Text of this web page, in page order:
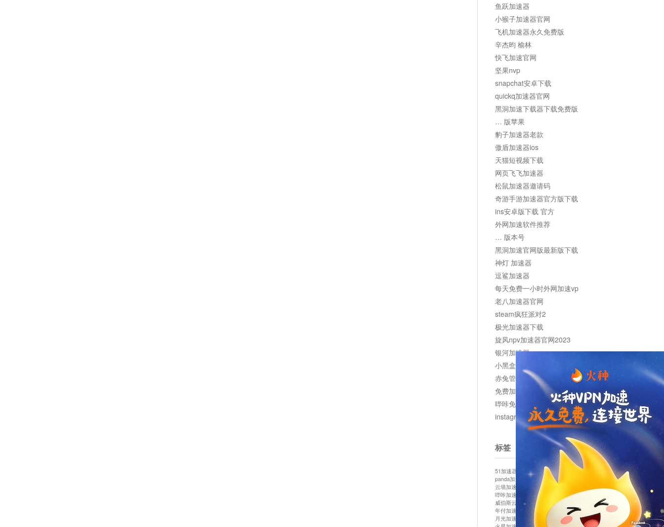
鱼跃加速器
小猴子加速器官网
飞机加速器永久免费版
辛杰昀 榆林
快飞加速官网
坚果nvp
snapchat安卓下载
quickq加速器官网
黑洞加速下载器下载免费版
… 版苹果
豹子加速器老款
傲盾加速器ios
天猫短视频下载
网页飞飞加速器
松鼠加速器邀请码
奇游手游加速器官方版下载
ins安卓版下载 官方
外网加速软件推荐
… 版本号
黑洞加速官网版最新版下载
神灯 加速器
逗鲨加速器
每天免费一小时外网加速vp
老八加速器官网
steam疯狂派对2
极光加速器下载
旋风npv加速器官网2023
银河加速器
小黑盒加速器加速
赤兔管理平台
免费加速器
哔咔免费加速服务器
instagram网页版登录入口
标签
51加速器 bitznet hidecat i7加速器
kuai500
panda加速器
snap加速器 vp加速器
中信加速器
云墙加速器
云速加速器
哔咔加速器
哔咔哔咔加速器 喵云 回锅肉加速器
威伯斯云
小明加速器 小蓝鸟加速器
布谷vp加速器
年付加速器
心阶云 快连 怎么上外网
易飞加速器
月光加速器
机场加速器 松果云 梯子加速器